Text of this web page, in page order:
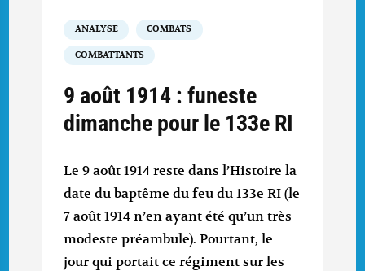
ANALYSE COMBATS
COMBATTANTS
9 août 1914 : funeste
dimanche pour le 133e RI
Le 9 août 1914 reste dans l’Histoire la
date du baptême du feu du 133e RI (le
7 août 1914 n’en ayant été qu’un très
modeste préambule). Pourtant, le
jour qui portait ce régiment sur les